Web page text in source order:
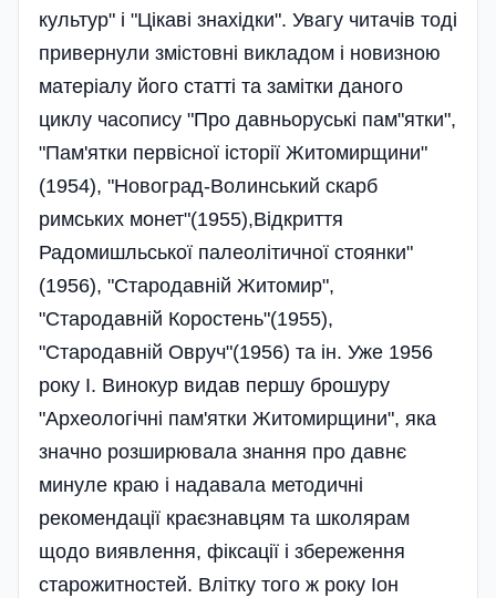
культур" і "Цікаві знахідки". Увагу читачів тоді
привернули змістовні викладом і новизною
матеріалу його статті та замітки даного
циклу часопису "Про давньоруські пам"ятки",
"Пам'ятки первісної історії Житомирщини"
(1954), "Новоград-Волинський скарб
римських монет"(1955),Відкриття
Радомишльської палеолітичної стоянки"
(1956), "Стародавній Житомир",
"Стародавній Коростень"(1955),
"Стародавній Овруч"(1956) та ін. Уже 1956
року І. Винокур видав першу брошуру
"Археологічні пам'ятки Житомирщини", яка
значно розширювала знання про давнє
минуле краю і надавала методичні
рекомендації краєзнавцям та школярам
щодо виявлення, фіксації і збереження
старожитностей. Влітку того ж року Іон